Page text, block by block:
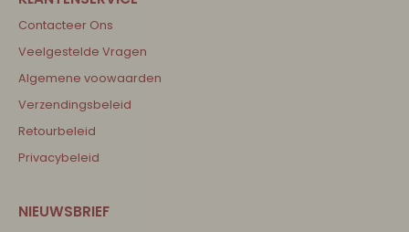
Contacteer Ons
Veelgestelde Vragen
Algemene voowaarden
Verzendingsbeleid
Retourbeleid
Privacybeleid